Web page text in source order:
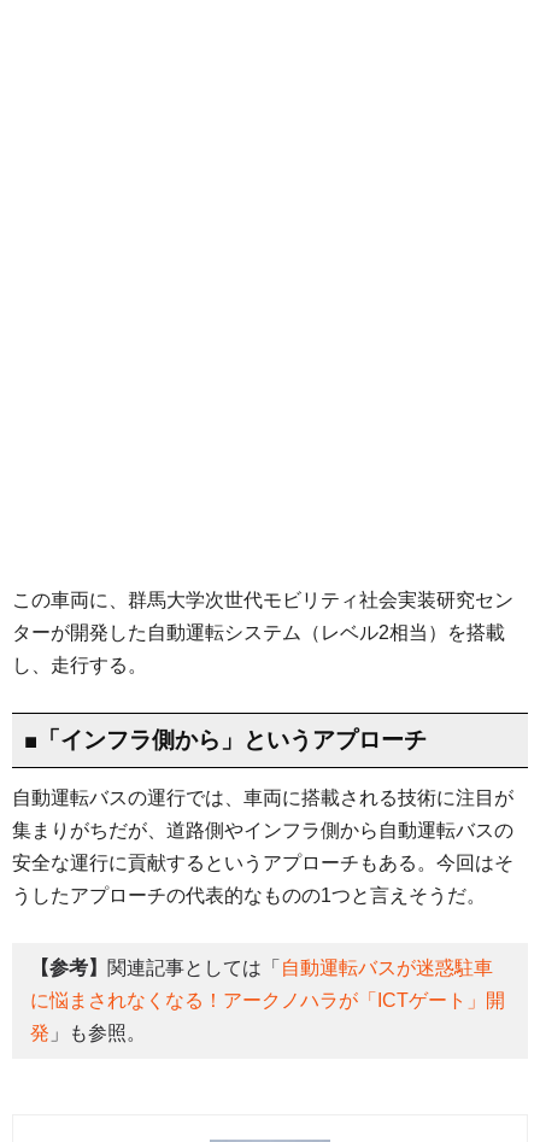
この車両に、群馬大学次世代モビリティ社会実装研究セン
ターが開発した自動運転システム（レベル2相当）を搭載
し、走行する。
■「インフラ側から」というアプローチ
自動運転バスの運行では、車両に搭載される技術に注目が
集まりがちだが、道路側やインフラ側から自動運転バスの
安全な運行に貢献するというアプローチもある。今回はそ
うしたアプローチの代表的なものの1つと言えそうだ。
【参考】 関連記事としては「 自動運転バスが迷惑駐車
に悩まされなくなる！アークノハラが「ICTゲート」開
発 」も参照。